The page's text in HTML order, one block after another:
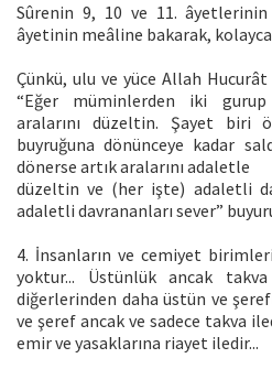
Sûrenin 9, 10 ve 11.
âyetinin meâline bakarak,
Çünkü, ulu ve yüce Allah
“Eğer müminlerden iki
aralarını düzeltin. Şayet biri
buyruğuna dönünceye kadar
dönerse artık aralarını adaletle
düzeltin ve (her işte) adaletli
adaletli davrananları sever”
4. İnsanların ve cemiyet
yoktur... Üstünlük ancak
diğerlerinden daha üstün ve
ve şeref ancak ve sadece takva
emir ve yasaklarına riayet iledir...